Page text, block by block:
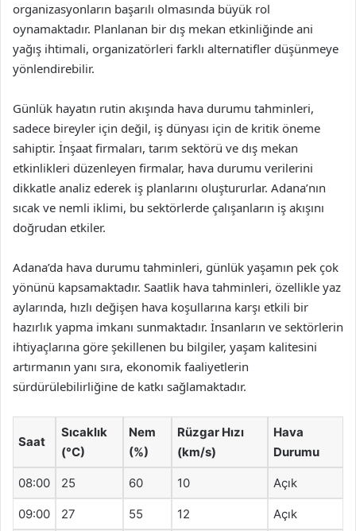
organizasyonların başarılı olmasında büyük rol
oynamaktadır. Planlanan bir dış mekan etkinliğinde ani
yağış ihtimali, organizatörleri farklı alternatifler düşünmeye
yönlendirebilir.
Günlük hayatın rutin akışında hava durumu tahminleri,
sadece bireyler için değil, iş dünyası için de kritik öneme
sahiptir. İnşaat firmaları, tarım sektörü ve dış mekan
etkinlikleri düzenleyen firmalar, hava durumu verilerini
dikkatle analiz ederek iş planlarını oluştururlar. Adana’nın
sıcak ve nemli iklimi, bu sektörlerde çalışanların iş akışını
doğrudan etkiler.
Adana’da hava durumu tahminleri, günlük yaşamın pek çok
yönünü kapsamaktadır. Saatlik hava tahminleri, özellikle yaz
aylarında, hızlı değişen hava koşullarına karşı etkili bir
hazırlık yapma imkanı sunmaktadır. İnsanların ve sektörlerin
ihtiyaçlarına göre şekillenen bu bilgiler, yaşam kalitesini
artırmanın yanı sıra, ekonomik faaliyetlerin
sürdürülebilirliğine de katkı sağlamaktadır.
Saat
Sıcaklık
(°C)
Nem
(%)
Rüzgar Hızı
(km/s)
Hava
Durumu
08:00 25 60 10 Açık
09:00 27 55 12 Açık